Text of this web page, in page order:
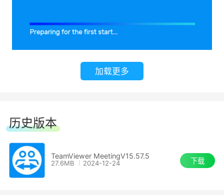
加载更多
历史版本
TeamViewer MeetingV15.57.5
27.6MB 2024-12-24 下载